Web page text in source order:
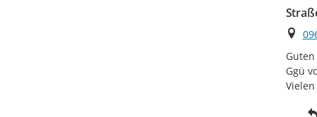
Ort
Ggü